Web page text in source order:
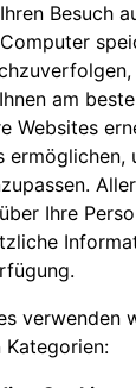
Besuch
am
Websites
ermöglichen,
Ihre
verwenden
Kategorien: